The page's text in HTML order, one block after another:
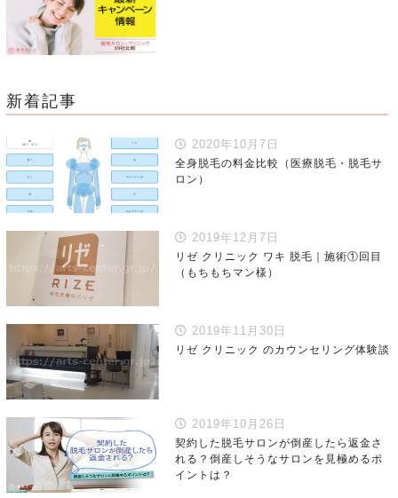
新着記事
2020年10月7日
全身脱毛の料金比較（医療脱毛・脱毛サ
ロン）
2019年12月7日
リゼ クリニック ワキ 脱毛｜施術①回目
（もちもちマン様）
2019年11月30日
リゼ クリニック のカウンセリング体験談
2019年10月26日
契約した脱毛サロンが倒産したら返金さ
れる？倒産しそうなサロンを見極めるポ
イントは？